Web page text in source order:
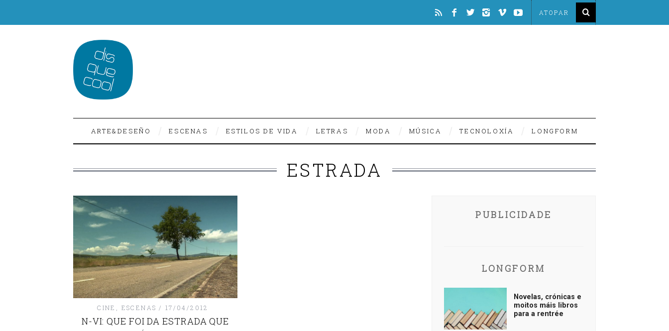
ARTE&DESEÑO ESCENAS ESTILOS DE VIDA LETRAS MODA MÚSICA TECNOLOXÍA LONGFORM
ESTRADA
CINE , ESCENAS 17/04/2012
N-VI: QUE FOI DA ESTRADA QUE
PUBLICIDADE
LONGFORM
Novelas, crónicas e
moitos máis libros
para a rentrée